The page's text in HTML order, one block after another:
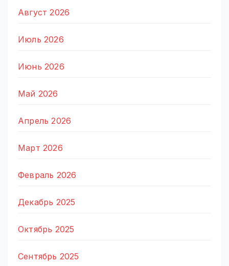
Август 2026
Июль 2026
Июнь 2026
Май 2026
Апрель 2026
Март 2026
Февраль 2026
Декабрь 2025
Октябрь 2025
Сентябрь 2025